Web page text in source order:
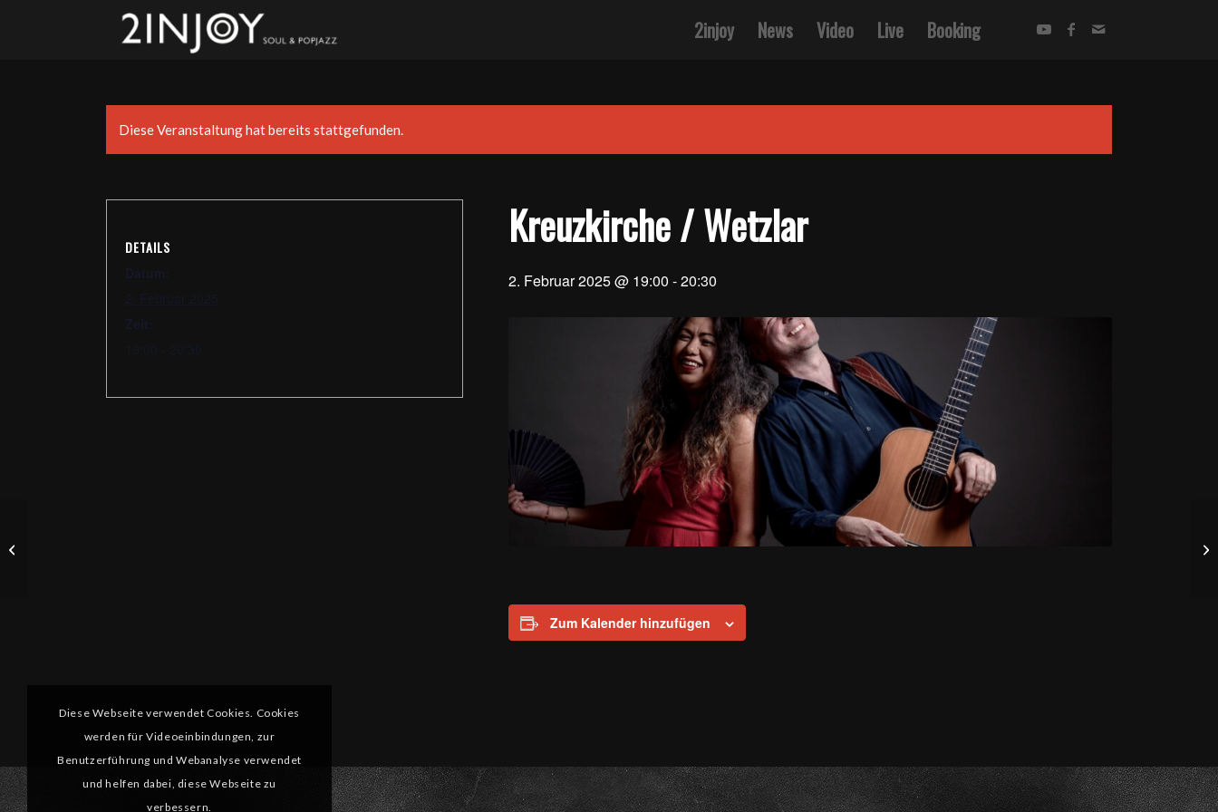
2injoy News Video Live Booking
Diese Veranstaltung hat bereits stattgefunden.
Kreuzkirche / Wetzlar
2. Februar 2025 @ 19:00 -20:30
Zum Kalender hinzufügen
DETAILS
Diese Webseite verwendet Cookies. Cookies
werden für Videoeinbindungen, zur
Benutzerführung und Webanalyse verwendet
und helfen dabei, diese Webseite zu
verbessern.